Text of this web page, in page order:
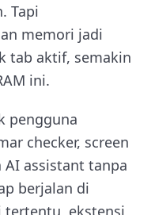
Tapi
memori jadi
tab aktif, semakin
ini.
pengguna
checker, screen
AI assistant tanpa
berjalan di
tertentu, ekstensi